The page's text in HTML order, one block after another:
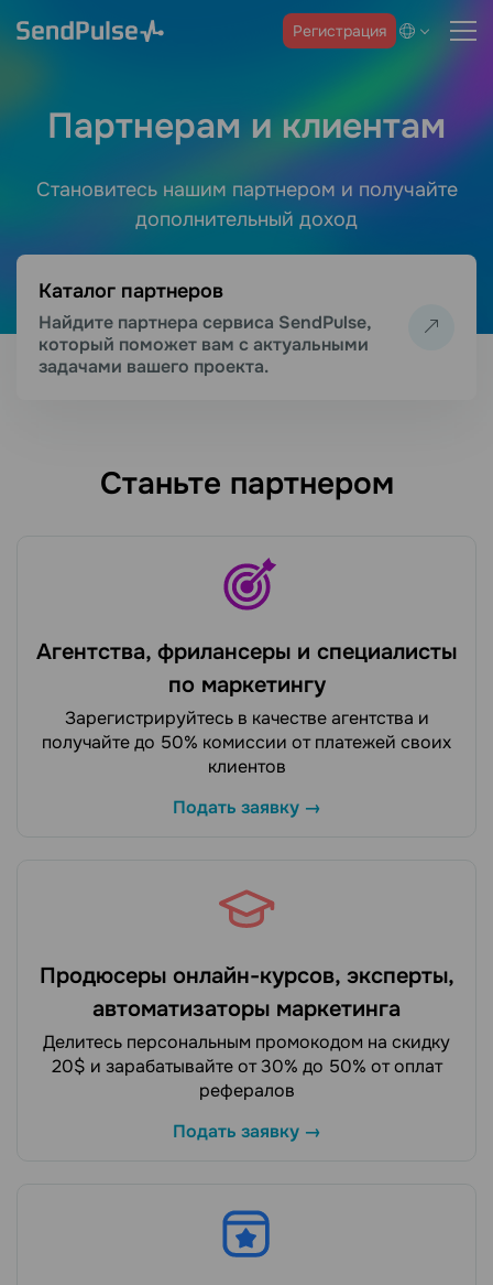
Регистрация
Партнерам и клиентам
Становитесь нашим партнером и получайте
дополнительный доход
Каталог партнеров
Найдите партнера сервиса SendPulse,
который поможет вам с актуальными
задачами вашего проекта.
Станьте партнером
Агентства, фрилансеры и специалисты
по маркетингу
Зарегистрируйтесь в качестве агентства и
получайте до 50% комиссии от платежей своих
клиентов
Подать заявку →
Продюсеры онлайн-курсов, эксперты,
автоматизаторы маркетинга
Делитесь персональным промокодом на скидку
20$ и зарабатывайте от 30% до 50% от оплат
рефералов
Подать заявку →